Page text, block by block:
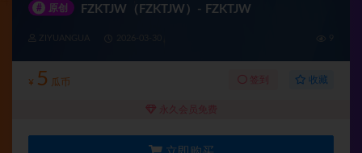
# 原创 FZKTJW（FZKTJW）- FZKTJW
ZIYUANGUA
¥ 5 瓜币 签到 收藏
永久会员免费